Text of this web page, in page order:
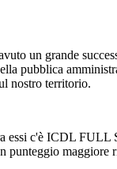
un grande
pubblica
nostro territorio.
c'è ICDL
punteggio maggiore